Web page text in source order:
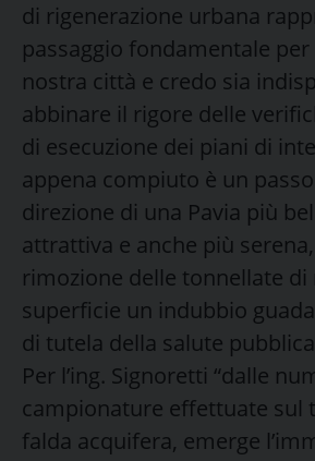
di rigenerazione urbana
passaggio fondamentale
nostra città e credo sia
abbinare il rigore delle
di esecuzione dei piani di
appena compiuto è un
direzione di una Pavia più
attrattiva e anche più
rimozione delle tonnellate
superficie un indubbio
di tutela della salute
Per l’ing. Signoretti “dalle
campionature effettuate sul
falda acquifera, emerge